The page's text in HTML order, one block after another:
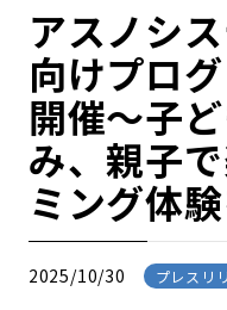
アスノシ
向けプロ
開催～子
み、親子
ミング体
2025/10/30 プレスリ